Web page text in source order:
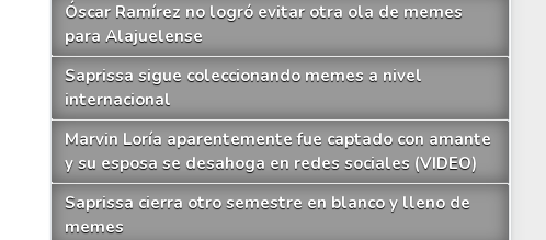
Óscar Ramírez no logró evitar otra ola de memes
para Alajuelense
Saprissa sigue coleccionando memes a nivel
internacional
Marvin Loría aparentemente fue captado con amante
y su esposa se desahoga en redes sociales (VIDEO)
Saprissa cierra otro semestre en blanco y lleno de
memes